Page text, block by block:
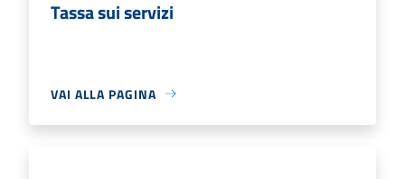
Tassa sui servizi
VAI ALLA PAGINA